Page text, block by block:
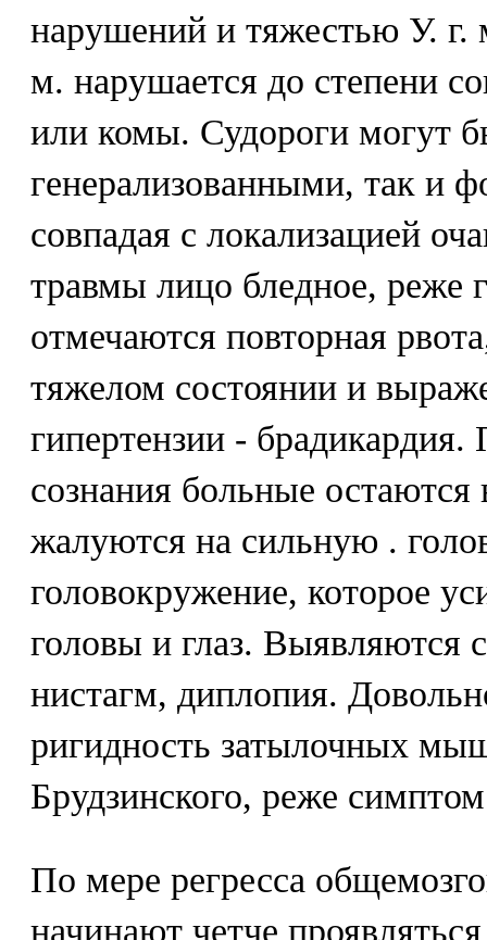
нарушений и тяжестью У. г.
м. нарушается до степени
или комы. Судороги могут
генерализованными, так и
совпадая с локализацией
травмы лицо бледное, реже
отмечаются повторная
тяжелом состоянии и
гипертензии - брадикардия.
сознания больные
жалуются на сильную .
головокружение, которое
головы и глаз. Выявляются
нистагм, диплопия.
ригидность затылочных
Брудзинского, реже
По мере регресса
начинают четче